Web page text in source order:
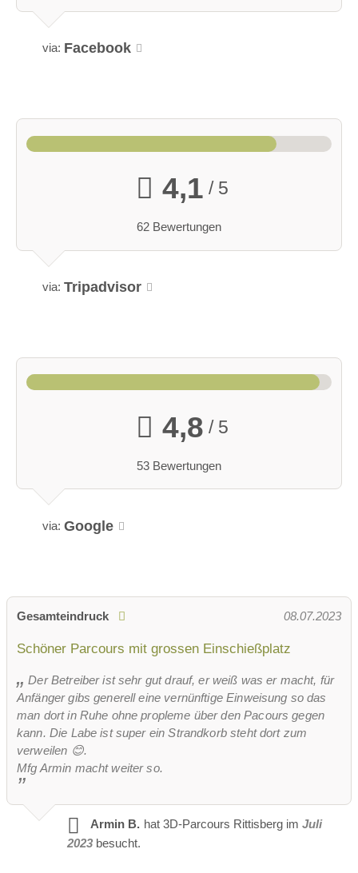
via: Facebook
4,1 / 5
62 Bewertungen
via: Tripadvisor
4,8 / 5
53 Bewertungen
via: Google
Gesamteindruck 08.07.2023
Schöner Parcours mit grossen Einschießplatz
Der Betreiber ist sehr gut drauf, er weiß was er macht, für
Anfänger gibs generell eine vernünftige Einweisung so das
man dort in Ruhe ohne propleme über den Pacours gegen
kann. Die Labe ist super ein Strandkorb steht dort zum
verweilen 😊.
Mfg Armin macht weiter so.
Armin B. hat 3D-Parcours Rittisberg im Juli
2023 besucht.